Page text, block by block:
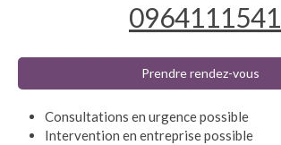
0964111541
Prendre rendez-vous
Consultations en urgence possible
Intervention en entreprise possible